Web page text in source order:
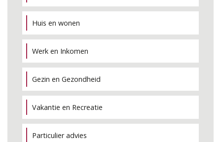
Huis en wonen
Werk en Inkomen
Gezin en Gezondheid
Vakantie en Recreatie
Particulier advies